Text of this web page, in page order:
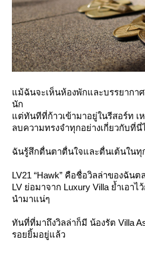
ม้ฉันจะเห็นห้องพักและบรรยากา
นัก
ต่ทันทีที่ก้าวเข้ามาอยู่ในรีสอร์ท เ
ลบความทรงจำทุกอย่างเกี่ยวกับที่
ฉันรู้สึกตื่นตาตื่นใจและตื่นเต้นในทุ
LV21 “Hawk” คือชื่อวิลล่าของฉัน
LV ย่อมาจาก Luxury Villa ย้ำเอา
นำมาแน่ๆ
ทันที่ที่มาถึงวิลล่าก็มี น้องรัต Villa
รอยยิ้มอยู่แล้ว